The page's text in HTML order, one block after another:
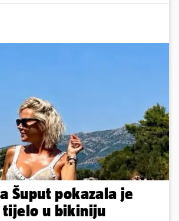
Šuput pokazala je
tijelo u bikiniju